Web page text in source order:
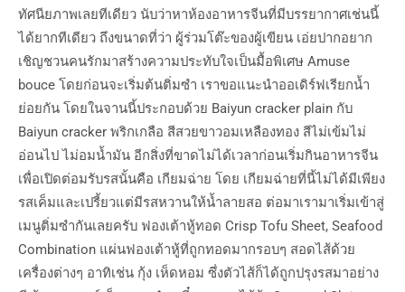
ทัศนียภาพเลยทีเดียว นับว่าหาห้องอาหารจีนที่มีบรรยากาศเช่นนี้
ได้ยากทีเดียว ถึงขนาดที่ว่า ผู้ร่วมโต๊ะของผู้เขียน เอ่ยปากอยาก
เชิญชวนคนรักมาสร้างความประทับใจเป็นมื้อพิเศษ Amuse
bouce โดยก่อนจะเริ่มต้นติ่มซำ เราขอแนะนำออเดิร์ฟเรียกน้ำ
ย่อยกัน โดยในจานนี้ประกอบด้วย Baiyun cracker plain กับ
Baiyun cracker พริกเกลือ สีสวยขาวอมเหลืองทอง สีไม่เข้มไม่
อ่อนไป ไม่อมน้ำมัน อีกสิ่งที่ขาดไม่ได้เวลาก่อนเริ่มกินอาหารจีน
เพื่อเปิดต่อมรับรสนั้นคือ เกียมฉ่าย โดย เกียมฉ่ายที่นี้ไม่ได้มีเพียง
รสเค็มและเปรี้ยวแต่มีรสหวานให้น้ำลายสอ ต่อมาเรามาเริ่มเข้าสู่
เมนูติ่มซำกันเลยครับ ฟองเต้าหู้ทอด Crisp Tofu Sheet, Seafood
Combination แผ่นฟองเต้าหู้ที่ถูกทอดมากรอบๆ สอดไส้ด้วย
เครื่องต่างๆ อาทิเช่น กุ้ง เห็ดหอม ซึ่งตัวไส้ก็ได้ถูกปรุงรสมาอย่าง